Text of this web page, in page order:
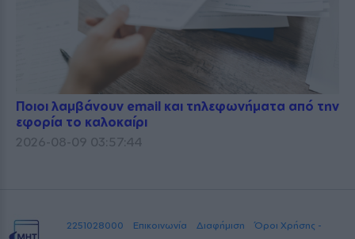
Ποιοι λαμβάνουν email και τηλεφωνήματα από την
εφορία το καλοκαίρι
2026-08-09 03:57:44
2251028000 Επικοινωνία Διαφήμιση
Όροι Χρήσης -